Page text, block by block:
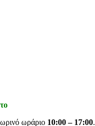
ωράριο 10:00 – 17:00.